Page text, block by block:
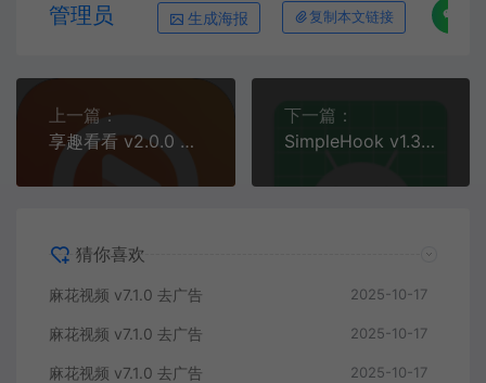
管理员 生成海报 复制本文链接
上一篇：
享趣看看 v2.0.0 解锁去广告
下一篇：
SimpleHook v1.3.4 官方版
猜你喜欢
麻花视频 v7.1.0 去广告 2025-10-17
麻花视频 v7.1.0 去广告 2025-10-17
麻花视频 v7.1.0 去广告 2025-10-17